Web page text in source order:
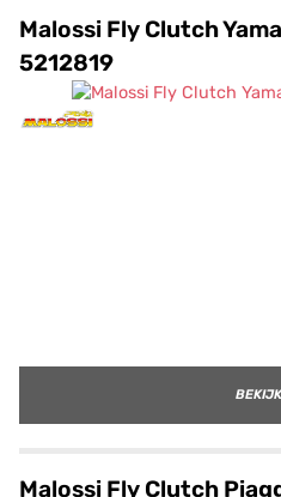
Malossi Fly Clutch
5212819
Malossi Fly Clutch